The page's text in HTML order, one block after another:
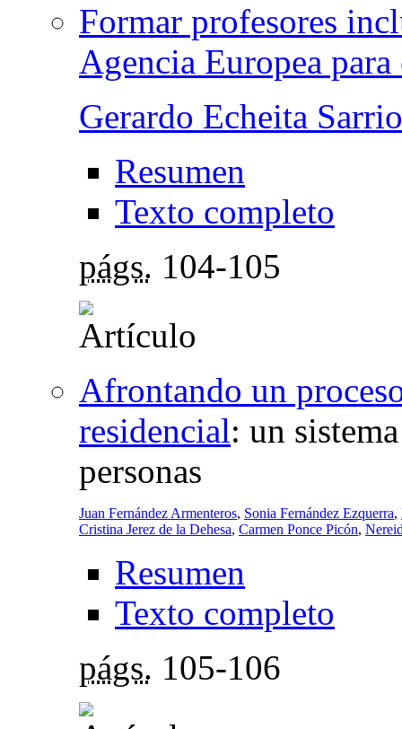
Formar profesores
Agencia Europea
Gerardo Echeita
Resumen
Texto completo
págs. 104-105
Afrontando un
residencial: un
personas
Juan Fernández Armenteros, Sonia Fernández Ezquerra,
Cristina Jerez de la Dehesa, Carmen Ponce Picón,
Resumen
Texto completo
págs. 105-106